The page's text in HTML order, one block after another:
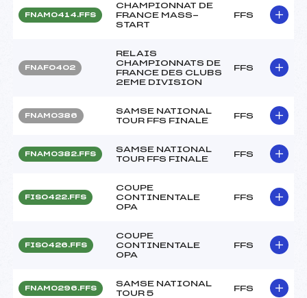
FNAM0414.FFS
CHAMPIONNAT DE
FRANCE MASS-
START
FFS
FNAF0402
RELAIS
CHAMPIONNATS DE
FRANCE DES CLUBS
2EME DIVISION
FFS
FNAM0386
SAMSE NATIONAL
TOUR FFS FINALE
FFS
FNAM0382.FFS
SAMSE NATIONAL
TOUR FFS FINALE
FFS
FIS0422.FFS
COUPE
CONTINENTALE
OPA
FFS
FIS0426.FFS
COUPE
CONTINENTALE
OPA
FFS
FNAM0296.FFS
SAMSE NATIONAL
TOUR 5
FFS